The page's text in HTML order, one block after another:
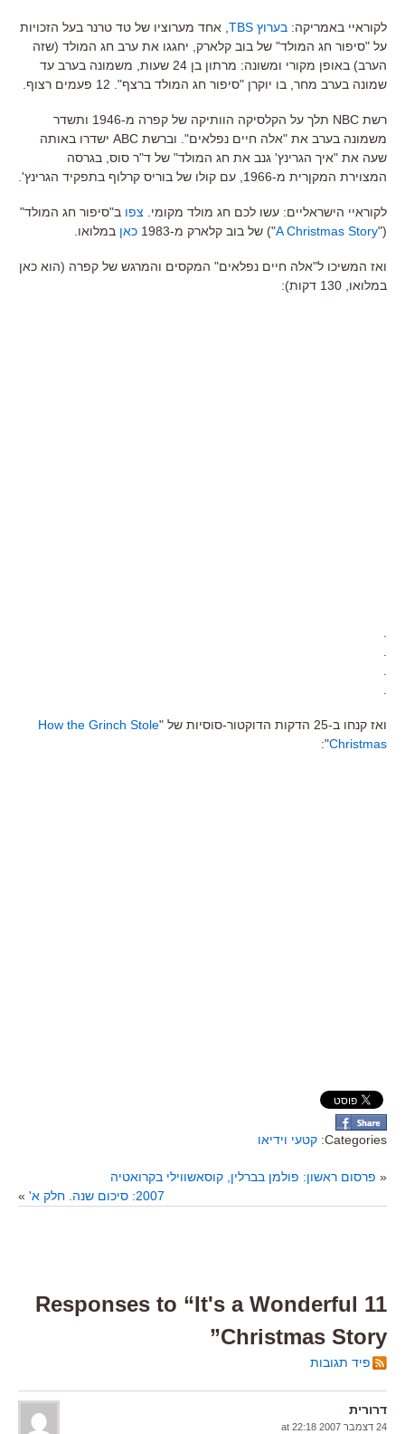
לקוראיי באמריקה: בערוץ TBS
, אחד מערוציו של טד טרנר בעל הזכויות
על "סיפור חג המולד" של בוב קלארק, יחגגו את ערב חג המולד (שזה
הערב) באופן מקורי ומשונה: מרתון בן 24 שעות, משמונה בערב עד
שמונה בערב מחר, בו יוקרן "סיפור חג המולד ברצף". 12 פעמים רצוף.
רשת NBC תלך על הקלסיקה הוותיקה של קפרה מ-1946 ותשדר
משמונה בערב את "אלה חיים נפלאים". וברשת ABC ישדרו באותה
שעה את "איך הגרינץ' גנב את חג המולד" של ד"ר סוס, בגרסה
המצוירת המקןרית מ-1966, עם קולו של בוריס קרלוף בתפקיד הגרינץ'.
לקוראיי הישראליים: עשו לכם חג מולד מקומי. צפו ב"סיפור חג המולד"
("
A Christmas Story") של בוב קלארק מ-1983 כאן במלואו.
ואז המשיכו ל"אלה חיים נפלאים" המקסים והמרגש של קפרה (הוא כאן
במלואו, 130 דקות):
ואז קנחו ב-25 הדקות הדוקטור-סוסיות של "
How the Grinch Stole
Christmas
":
Categories: קטעי וידיאו
« פרסום ראשון: פולמן בברלין, קוסאשווילי בקרואטיה
2007: סיכום שנה. חלק א'
»
11 Responses to “It's a Wonderful
Christmas Story”
פיד תגובות
דרורית
24 דצמבר 2007 at 22:18